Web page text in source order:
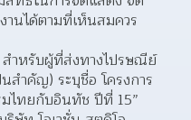
นได้ตามที่เห็นสมควร
ำหรับผู้ที่ส่งทางไปรษณีย์
สำคัญ) ระบุชื่อ โครงการ
ไทยกับอินทัช ปีที่ 15”